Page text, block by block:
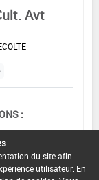
Avt
:
du site afin
utilisateur. En